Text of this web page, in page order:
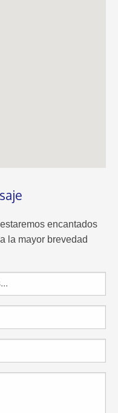
encantados
la mayor brevedad